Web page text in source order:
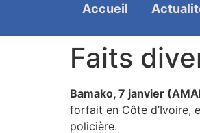
Accueil
Faits
Bamako, 7 janvier
forfait en Côte d’Ivoire,
policière.